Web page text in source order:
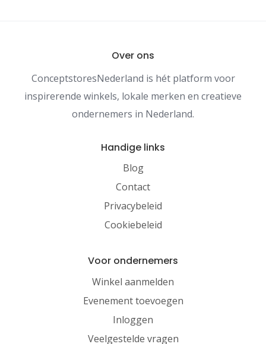
Over ons
ConceptstoresNederland is hét platform voor
inspirerende winkels, lokale merken en creatieve
ondernemers in Nederland.
Handige links
Blog
Contact
Privacybeleid
Cookiebeleid
Voor ondernemers
Winkel aanmelden
Evenement toevoegen
Inloggen
Veelgestelde vragen